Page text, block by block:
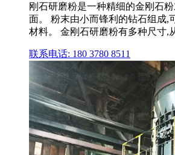
刚石研磨粉是一种精细的金刚石
面。 粉末由小而锋利的钻石组成,
材料。 金刚石研磨粉有多种尺寸,
联系电话: 180 3780 8511